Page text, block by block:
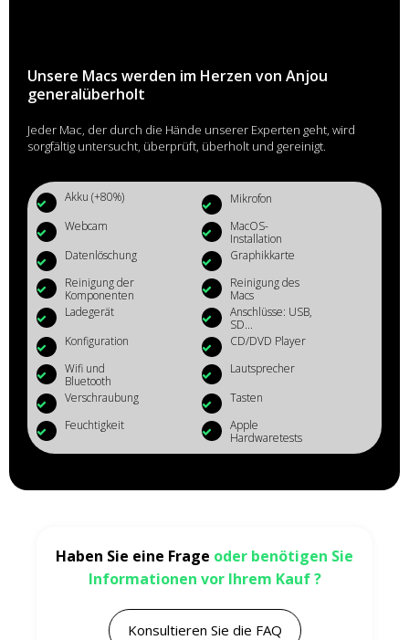
Unsere Macs werden im Herzen von Anjou
generalüberholt
Jeder Mac, der durch die Hände unserer Experten geht, wird
sorgfältig untersucht, überprüft, überholt und gereinigt.
Akku (+80%)
Mikrofon
Webcam
MacOS-
Installation
Datenlöschung
Graphikkarte
Reinigung der
Komponenten
Reinigung des
Macs
Ladegerät
Anschlüsse: USB,
SD...
Konfiguration
CD/DVD Player
Wifi und
Bluetooth
Lautsprecher
Verschraubung
Tasten
Feuchtigkeit
Apple
Hardwaretests
Haben Sie eine Frage oder benötigen Sie
Informationen vor Ihrem Kauf ?
Konsultieren Sie die FAQ